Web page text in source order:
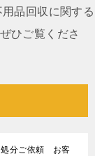
品回収に関する
ひご覧くださ
処分ご依頼 お客